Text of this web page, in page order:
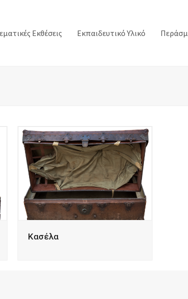
Εκθέσεις Εκπαιδευτικό Υλικό
Κασέλα